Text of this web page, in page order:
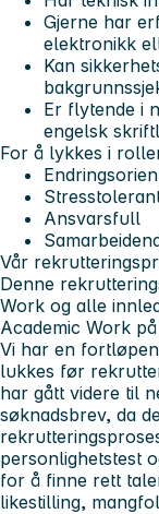
Gjerne har
elektronikk
Kan
Er flytende i
engelsk
For å lykkes i
Ansvarsfull
Vår
Denne
Work og alle
Academic Work på
Vi har en
lukkes før
har gått videre til
søknadsbrev, da
personlighetstest
for å finne rett
likestilling,